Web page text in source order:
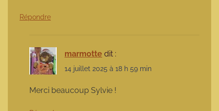
Répondre
marmotte dit :
14 juillet 2025 à 18 h 59 min
Merci beaucoup Sylvie !